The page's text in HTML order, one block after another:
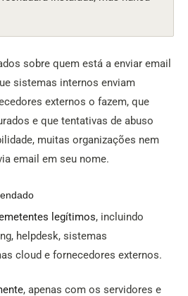
sobre quem está a enviar email
sistemas internos enviam
externos o fazem, que
e que tentativas de abuso
muitas organizações nem
email em seu nome.
legítimos, incluindo
helpdesk, sistemas
cloud e fornecedores externos.
, apenas com os servidores e